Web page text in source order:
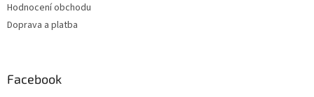
Hodnocení obchodu
Doprava a platba
Facebook